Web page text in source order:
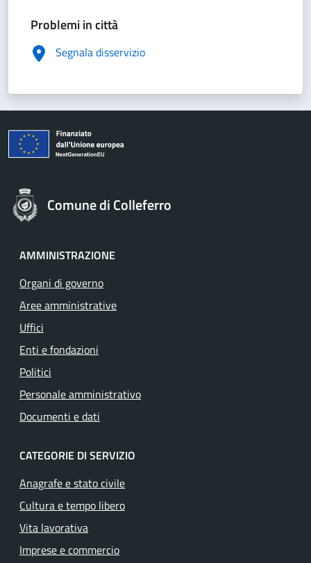
Problemi in città
Segnala disservizio
Comune di Colleferro
AMMINISTRAZIONE
Organi di governo
Aree amministrative
Uffici
Enti e fondazioni
Politici
Personale amministrativo
Documenti e dati
CATEGORIE DI SERVIZIO
Anagrafe e stato civile
Cultura e tempo libero
Vita lavorativa
Imprese e commercio